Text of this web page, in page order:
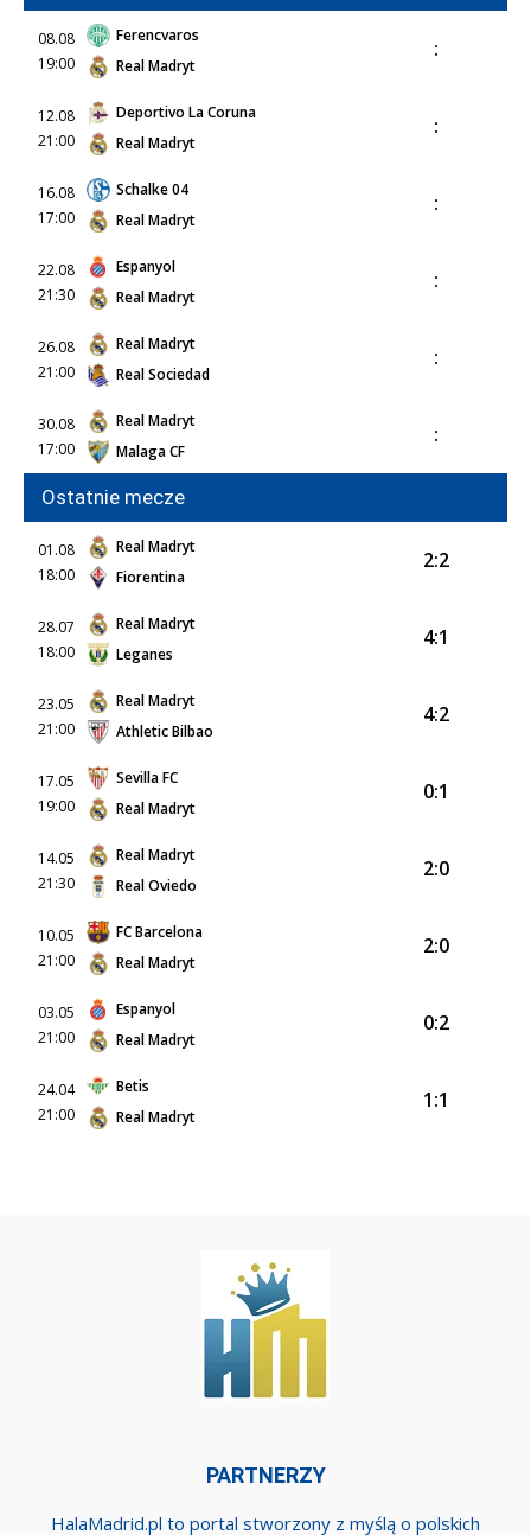
08.08
19:00
Ferencvaros
Real Madryt
:
12.08
21:00
Deportivo La Coruna
Real Madryt
:
16.08
17:00
Schalke 04
Real Madryt
:
22.08
21:30
Espanyol
Real Madryt
:
26.08
21:00
Real Madryt
Real Sociedad
:
30.08
17:00
Real Madryt
Malaga CF
:
Ostatnie mecze
01.08
18:00
Real Madryt
Fiorentina
2:2
28.07
18:00
Real Madryt
Leganes
4:1
23.05
21:00
Real Madryt
Athletic Bilbao
4:2
17.05
19:00
Sevilla FC
Real Madryt
0:1
14.05
21:30
Real Madryt
Real Oviedo
2:0
10.05
21:00
FC Barcelona
Real Madryt
2:0
03.05
21:00
Espanyol
Real Madryt
0:2
24.04
21:00
Betis
Real Madryt
1:1
PARTNERZY
HalaMadrid.pl to portal stworzony z myślą o polskich